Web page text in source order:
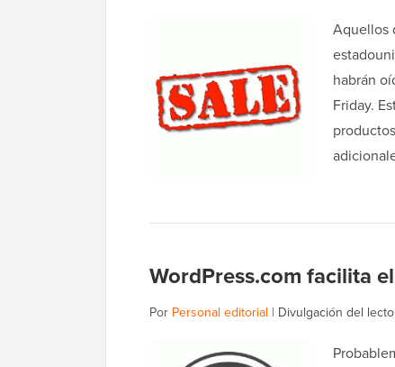
Aquellos
habrán
Friday.
WordPress.com facilita
Por Personal editorial | Divulgación del